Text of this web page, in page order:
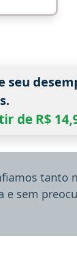
seu
de R$
sem